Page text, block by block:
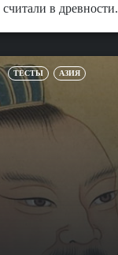
в древности.
ТЕСТЫ АЗИЯ